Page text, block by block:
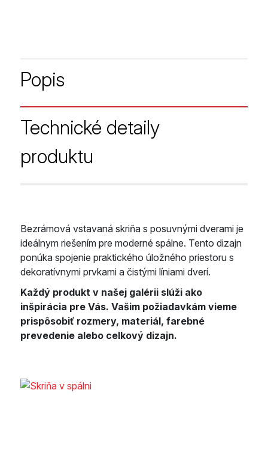
Popis
Technické detaily
produktu
Bezrámová vstavaná skriňa s posuvnými dverami je
ideálnym riešením pre moderné spálne. Tento dizajn
ponúka spojenie praktického úložného priestoru s
dekoratívnymi prvkami a čistými líniami dverí.
Každý produkt v našej galérii slúži ako
inšpirácia pre Vás. Vašim požiadavkám vieme
prispôsobiť rozmery, materiál, farebné
prevedenie alebo celkový dizajn.